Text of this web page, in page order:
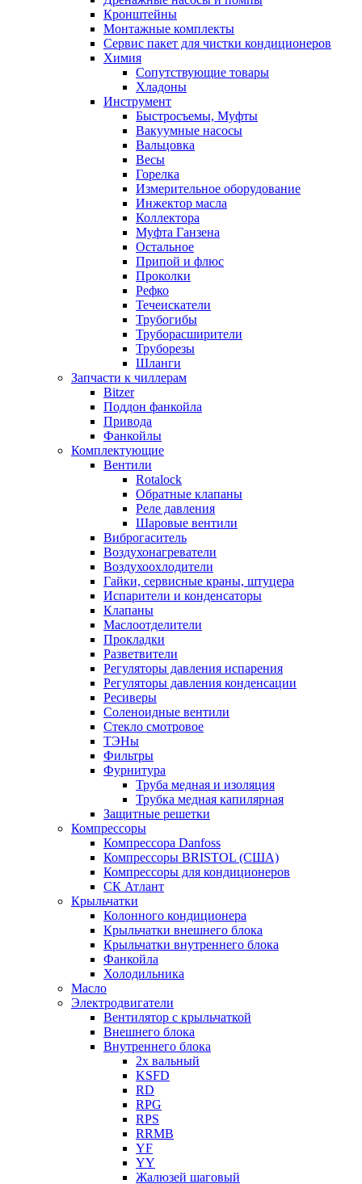
Кронштейны
Монтажные комплекты
Сервис пакет для чистки кондиционеров
Химия
Сопутствующие товары
Хладоны
Инструмент
Быстросъемы, Муфты
Вакуумные насосы
Вальцовка
Весы
Горелка
Измерительное оборудование
Инжектор масла
Коллектора
Муфта Ганзена
Остальное
Припой и флюс
Проколки
Рефко
Течеискатели
Трубогибы
Труборасширители
Труборезы
Шланги
Запчасти к чиллерам
Bitzer
Поддон фанкойла
Привода
Фанкойлы
Комплектующие
Вентили
Rotalock
Обратные клапаны
Реле давления
Шаровые вентили
Виброгаситель
Воздухонагреватели
Воздухоохлодители
Гайки, сервисные краны, штуцера
Испарители и конденсаторы
Клапаны
Маслоотделители
Прокладки
Разветвители
Регуляторы давления испарения
Регуляторы давления конденсации
Ресиверы
Соленоидные вентили
Стекло смотровое
ТЭНы
Фильтры
Фурнитура
Труба медная и изоляция
Трубка медная капилярная
Защитные решетки
Компрессоры
Компрессора Danfoss
Компрессоры BRISTOL (США)
Компрессоры для кондиционеров
СК Атлант
Крыльчатки
Колонного кондиционера
Крыльчатки внешнего блока
Крыльчатки внутреннего блока
Фанкойла
Холодильника
Масло
Электродвигатели
Вентилятор с крыльчаткой
Внешнего блока
Внутреннего блока
2х вальный
KSFD
RD
RPG
RPS
RRMB
YF
YY
Жалюзей шаговый